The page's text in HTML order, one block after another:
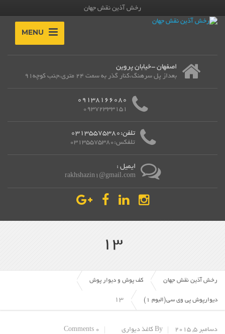
رخش آذین نقش جهان
MENU
اصفهان -خیابان پروین
بعداز پل سرهنگ،کنار گذر به سمت 24 متری،جنب کوچه91
09138166080
09372333151
تلفن:03135575380
تلفکس:03135575380
ایمیل :
rakhshazin1@gmail.com
13
رخش آذین نقش جهان کف پوش و دیوار پوش
دیوارپوش پی وی سی(البوم 1) 13
دسامبر 5, 2015 By کاغذ دیواری 0 Comments